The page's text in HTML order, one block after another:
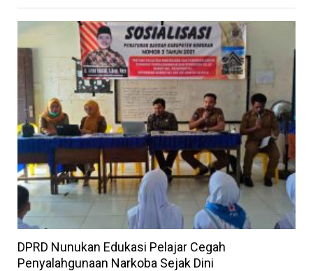
DPRD Nunukan Edukasi Pelajar Cegah
Penyalahgunaan Narkoba Sejak Dini